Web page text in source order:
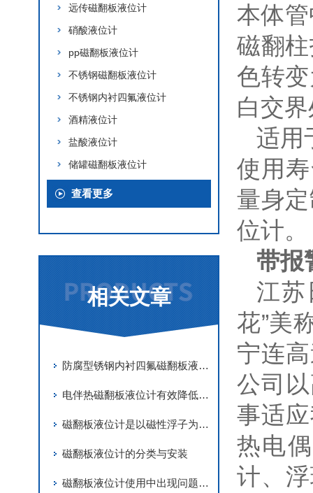
远传磁翻板液位计
硝酸液位计
pp磁翻板液位计
不锈钢磁翻板液位计
不锈钢内衬四氟液位计
酒精液位计
盐酸液位计
储罐磁翻板液位计
查看更多
相关文章
防腐型锈钢内衬四氟磁翻板液位计的使用及维护
电伴热磁翻板液位计有效降低环境干扰对测试准确性造成的影响
磁翻板液位计是以磁性浮子为感测元件
磁翻板液位计的分类与安装
磁翻板液位计使用中出现问题的原因及维护经验
本体
磁翻
色转
白交
适用
使用
量身
位计。
带报
江
花”美
宁连
公司
事适
热电
计、